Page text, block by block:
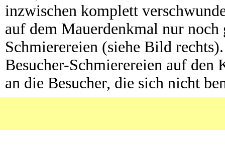
inzwischen komplett
auf dem Mauerdenkmal nur
Schmierereien (siehe Bild
Besucher-Schmierereien auf
an die Besucher, die sich nicht